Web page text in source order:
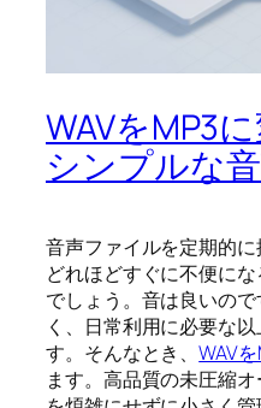
WAVをMP3
シンプルな
音声ファイルを定期的
どれほどすぐに不便に
でしょう。音は良いの
く、日常利用に必要な
す。そんなとき、WAV
ます。高品質の未圧縮